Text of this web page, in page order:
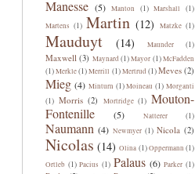
Manesse (5) Manton (1) Marshall (1)
Martens (1) Martin (12) Matzke (1)
Mauduyt (14) Maunder (1)
Maxwell (3) Maynard (1)Mayor (1)McFadden
(1)Merkle(1)Merrill (1) Mertrud (1)Meves (2)
Mieg (4) Minturn (1) Moineau (1) Morganti
(1) Morris (2) Mortridge (1) Mouton-
Fontenille
(5) Natterer (1)
Naumann (4) Newmyer (1) Nicola (2)
Nicolas (14) Olina (1)Oppermann (1)
Ortleb (1) Pacius (1) Palaus (6) Parker (1)